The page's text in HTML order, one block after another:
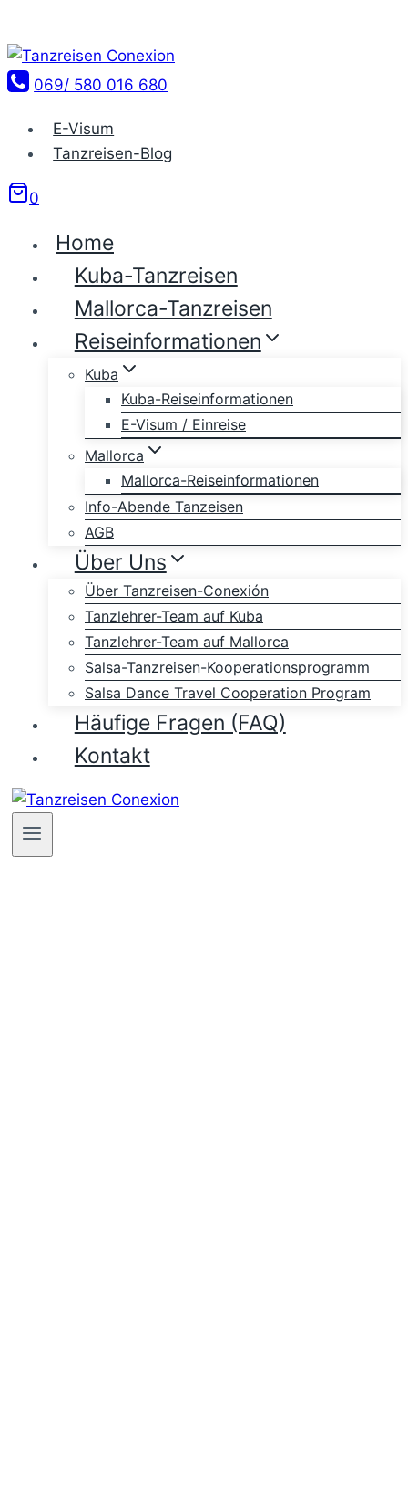
Inhalt
springen
069/ 580 016 680
E-Visum
Tanzreisen-Blog
0
Home
Kuba-Tanzreisen
Mallorca-Tanzreisen
Reiseinformationen
Kuba
Kuba-Reiseinformationen
E-Visum / Einreise
Mallorca
Mallorca-Reiseinformationen
Info-Abende Tanzeisen
AGB
Über Uns
Über Tanzreisen-Conexión
Tanzlehrer-Team auf Kuba
Tanzlehrer-Team auf Mallorca
Salsa-Tanzreisen-Kooperationsprogramm
Salsa Dance Travel Cooperation Program
Häufige Fragen (FAQ)
Kontakt